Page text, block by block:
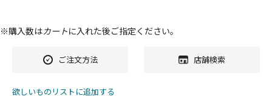
※購入数はカートに入れた後ご指定ください。
ご注文方法 店舗検索
欲しいものリストに追加する